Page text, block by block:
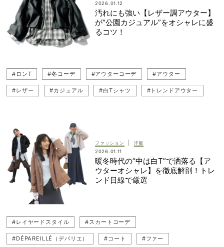
2026.01.12
汚れにも強い【レザー調アウター】
が“公園カジュアル”をオシャレに盛
るコツ！
#ロンT #冬コーデ #アウターコーデ #アウター
#レザー #カジュアル #白Tシャツ #トレンドアウター
#公園コーデ（公園ファッション）
#ADAM ET ROPE'（アダム エ ロペ） #パンツコーデ
#カジュアルコーデ
ファッション
洋服
2026.01.11
暖冬時代の“中は白T”で洒落る【ア
ウターオシャレ】を徹底解剖！トレ
ンド目線で厳選
#レイヤードスタイル #スカートコーデ
#DÉPAREILLÉ（デパリエ） #コート #ファー